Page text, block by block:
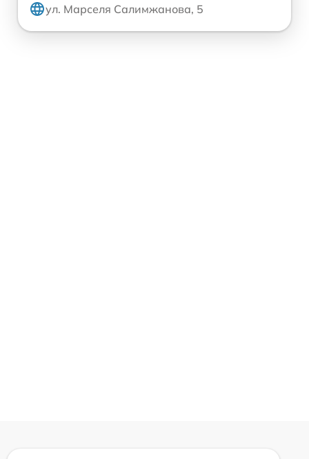
ул. Марселя Салимжанова, 5